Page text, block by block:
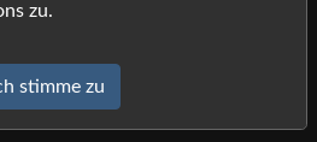
zu.
stimme zu